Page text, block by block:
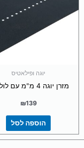
יוגה ופילאטיס
מזרן יוגה 4 מ"מ עם לולאות
₪139
הוספה לסל